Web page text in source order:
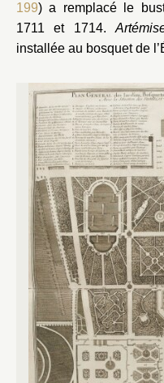
199) a remplacé le
1711 et 1714.
installée au bosquet de